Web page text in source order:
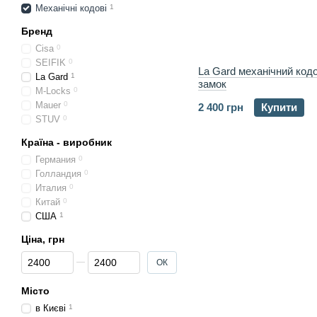
La Gard механічний
замок
2 400 грн
Купити
Механічні кодові 1
Бренд
Cisa 0
SEIFIK 0
La Gard 1
M-Locks 0
Mauer 0
STUV 0
Країна - виробник
Германия 0
Голландия 0
Италия 0
Китай 0
США 1
Ціна, грн
Від Ціна, грн
До Ціна, грн ОК
Місто
в Києві 1